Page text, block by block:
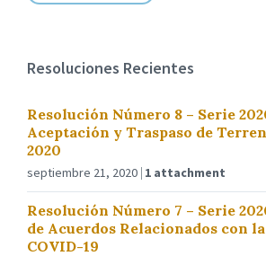
Resoluciones Recientes
Resolución Número 8 – Serie
Aceptación y Traspaso de
2020
septiembre 21, 2020 1 attachment
Resolución Número 7 – Serie
de Acuerdos Relacionados con
COVID-19